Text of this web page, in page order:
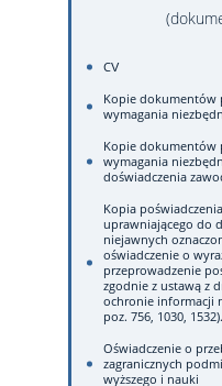
CV
Kopie dokumentów
wymagania
Kopie dokumentów
wymagania
doświadczenia
Kopia
uprawniającego do
niejawnych
oświadczenie o
przeprowadzenie
zgodnie z ustawą z
ochronie informacji
poz. 756, 1030, 1532).
Oświadczenie o
zagranicznych
wyższego i nauki